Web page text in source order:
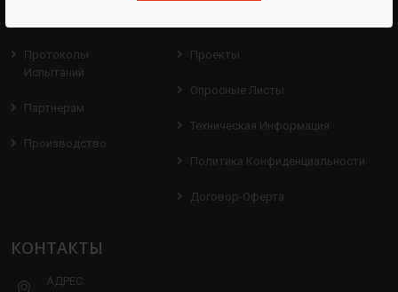
Протоколы
Испытаний
Партнерам
Производство
Проекты
Опросные Листы
Техническая Информация
Политика Конфиденциальности
Договор-Оферта
КОНТАКТЫ
АДРЕС: